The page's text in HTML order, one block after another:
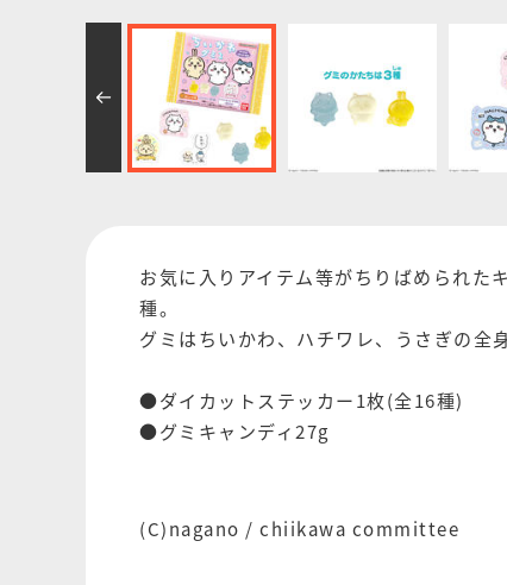
お気に入りアイテム等がちりばめられた
種。
グミはちいかわ、ハチワレ、うさぎの全
●ダイカットステッカー1枚(全16種)
●グミキャンディ27g
(C)nagano / chiikawa committee